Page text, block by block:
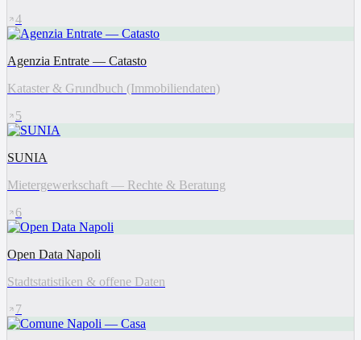
4
Agenzia Entrate — Catasto
Kataster & Grundbuch (Immobiliendaten)
5
SUNIA
Mietergewerkschaft — Rechte & Beratung
6
Open Data Napoli
Stadtstatistiken & offene Daten
7